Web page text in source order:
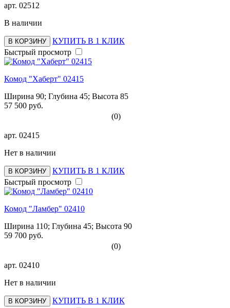
арт. 02512
В наличии
В КОРЗИНУ
КУПИТЬ В 1 КЛИК
Быстрый просмотр
Комод "Хаберт" 02415
Ширина 90; Глубина 45; Высота 85
57 500 руб.
(0)
арт. 02415
Нет в наличии
В КОРЗИНУ
КУПИТЬ В 1 КЛИК
Быстрый просмотр
Комод "Ламбер" 02410
Ширина 110; Глубина 45; Высота 90
59 700 руб.
(0)
арт. 02410
Нет в наличии
В КОРЗИНУ
КУПИТЬ В 1 КЛИК